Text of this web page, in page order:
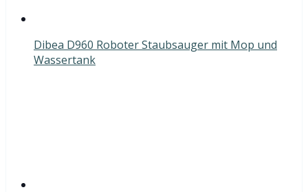
Dibea D960 Roboter Staubsauger mit Mop und
Wassertank